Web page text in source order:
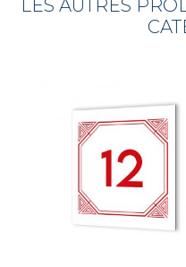
LES AUTRES